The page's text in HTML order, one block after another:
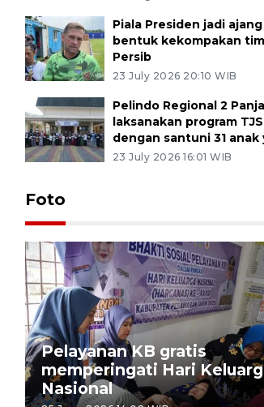
Piala Presiden jadi ajang
bentuk kekompakan
Persib
23 July 2026 20:10 WIB
Pelindo Regional 2
laksanakan program
dengan santuni 31 anak
23 July 2026 16:01 WIB
Foto
Pelayanan KB gratis
memperingati Hari
Nasional